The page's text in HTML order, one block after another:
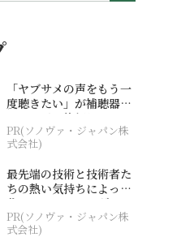
「ヤブサメの声をもう一
度聴きたい」が補聴器チ
ャレンジの後押しに
PR(ソノヴァ・ジャパン株
式会社)
最先端の技術と技術者た
ちの熱い気持ちによって
作られているオーダーメ
イド補聴器
PR(ソノヴァ・ジャパン株
式会社)